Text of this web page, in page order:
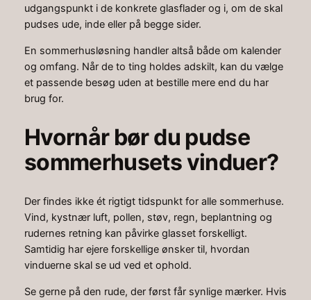
udgangspunkt i de konkrete glasflader og i, om de skal
pudses ude, inde eller på begge sider.
En sommerhusløsning handler altså både om kalender
og omfang. Når de to ting holdes adskilt, kan du vælge
et passende besøg uden at bestille mere end du har
brug for.
Hvornår bør du pudse
sommerhusets vinduer?
Der findes ikke ét rigtigt tidspunkt for alle sommerhuse.
Vind, kystnær luft, pollen, støv, regn, beplantning og
rudernes retning kan påvirke glasset forskelligt.
Samtidig har ejere forskellige ønsker til, hvordan
vinduerne skal se ud ved et ophold.
Se gerne på den rude, der først får synlige mærker. Hvis